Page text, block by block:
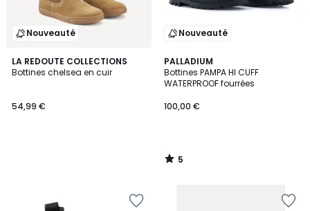
Nouveauté
LA REDOUTE COLLECTIONS
Bottines chelsea en cuir
54,99 €
Nouveauté
PALLADIUM
Bottines PAMPA HI CUFF
WATERPROOF fourrées
100,00 €
5
/
5
5
/